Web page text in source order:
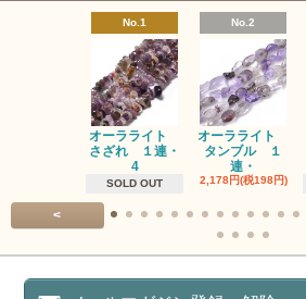
No.1
オーラライト
さざれ １連・
4
SOLD OUT
No.2
オーラライト
タンブル １
連・
2,178円(税198円)
<